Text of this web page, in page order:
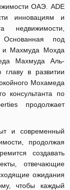
ОАЭ. ADE
инновациям и
недвижимости,
под
и Махмуда Мохда
Махмуда Аль-
в развитии
Мохамеда
консультанта по
продолжает
и современный
продолжая
создавать
отвечающие
ожидания
чтобы каждый